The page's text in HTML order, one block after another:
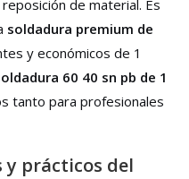
de material. Es
soldadura premium de
y económicos de 1
60 40 sn pb de 1
tanto para profesionales
y prácticos del